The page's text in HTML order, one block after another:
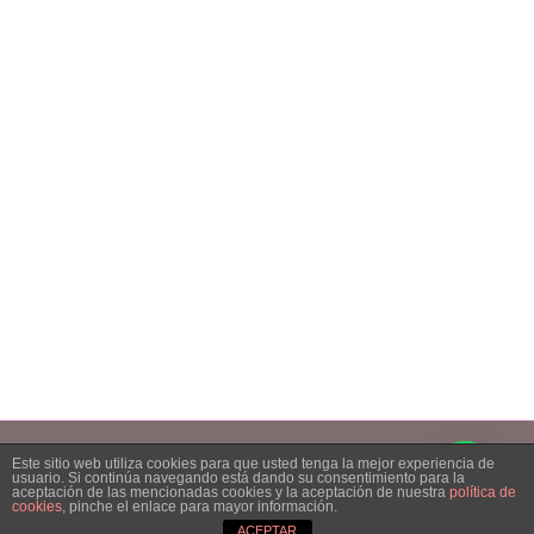
STRATOCOM|
Este sitio web utiliza cookies para que usted tenga la mejor experiencia de
usuario. Si continúa navegando está dando su consentimiento para la
aceptación de las mencionadas cookies y la aceptación de nuestra política de
cookies, pinche el enlace para mayor información.
ACEPTAR